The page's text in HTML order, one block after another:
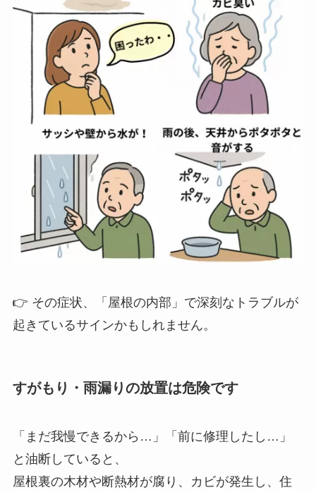
👉 その症状、「屋根の内部」で深刻なトラブルが
起きているサインかもしれません。
すがもり・雨漏りの放置は危険です
「まだ我慢できるから…」「前に修理したし…」
と油断していると、
屋根裏の木材や断熱材が腐り、カビが発生し、住